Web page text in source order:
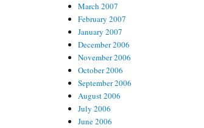
March 2007
February 2007
January 2007
December 2006
November 2006
October 2006
September 2006
August 2006
July 2006
June 2006